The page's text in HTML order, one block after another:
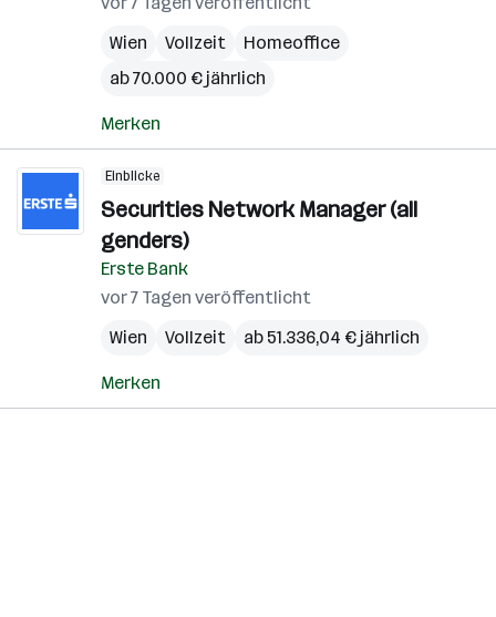
Wien
Vollzeit
Homeoffice
ab 70.000 € jährlich
Merken
Einblicke
Securities Network Manager (all
genders)
Erste Bank
vor 7 Tagen veröffentlicht
Wien
Vollzeit ab 51.336,04 € jährlich
Merken